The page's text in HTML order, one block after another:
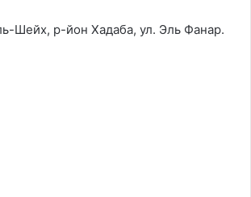
Шейх, р-йон Хадаба, ул. Эль Фанар.